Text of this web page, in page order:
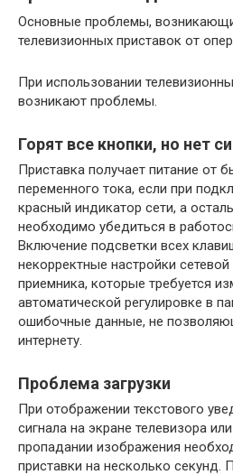
Основные проблемы,
телевизионных приставок от
При использовании
возникают проблемы.
Горят все кнопки, но нет
Приставка получает питание от
переменного тока, если при
красный индикатор сети, а
необходимо убедиться в
Включение подсветки всех
некорректные настройки
приемника, которые требуется
автоматической регулировке в
ошибочные данные, не
интернету.
Проблема загрузки
При отображении текстового
сигнала на экране телевизора
пропадании изображения
приставки на несколько секунд.